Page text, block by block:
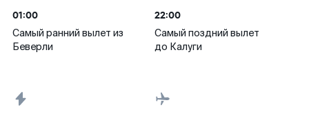
01:00
Самый ранний вылет из
Беверли
22:00
Самый поздний вылет
до Калуги